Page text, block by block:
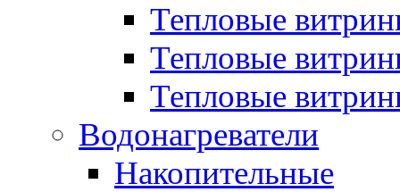
Тепловые
Тепловые
Тепловые
Водонагреватели
Накопительные